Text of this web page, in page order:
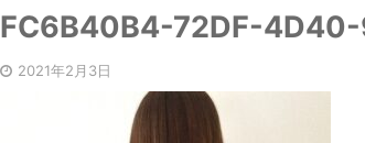
FC6B40B4-72DF-
2021年2月3日